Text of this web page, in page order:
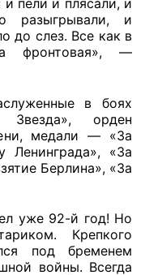
пели и плясали, и
разыгрывали, и
до слез. Все как в
фронтовая», —
в боях
Звезда», орден
медали — «За
Ленинграда», «За
Берлина», «За
уже 92-й год! Но
Крепкого
под бременем
войны. Всегда